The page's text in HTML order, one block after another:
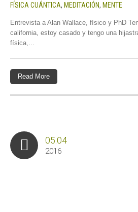
FÍSICA CUÁNTICA, MEDITACIÓN, MENTE
Entrevista a Alan Wallace, físico y PhD
california, estoy casado y tengo una
física,...
Read More
05.04
2016